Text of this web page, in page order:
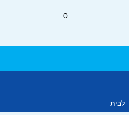
0
לבית